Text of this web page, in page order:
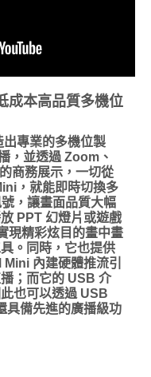
成本高品質多機位
專業的多機位製
，並透過 Zoom、
商務展示，一切從
，就能即時切換多
，讓畫面品質大幅
PPT 幻燈片或遊戲
現精彩炫目的畫中畫
。同時，它也提供
內建硬體推流引
；而它的 USB 介
也可以透過 USB
具備先進的廣播級功